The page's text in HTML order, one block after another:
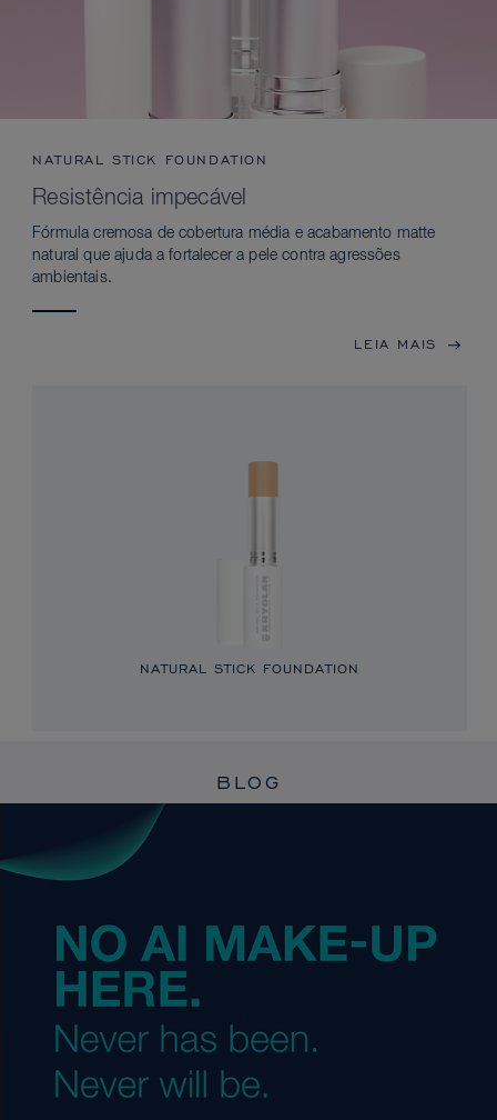
NATURAL STICK FOUNDATION
Resistência impecável
Fórmula cremosa de cobertura média e acabamento matte
natural que ajuda a fortalecer a pele contra agressões
ambientais.
LEIA MAIS
NATURAL STICK FOUNDATION
BLOG